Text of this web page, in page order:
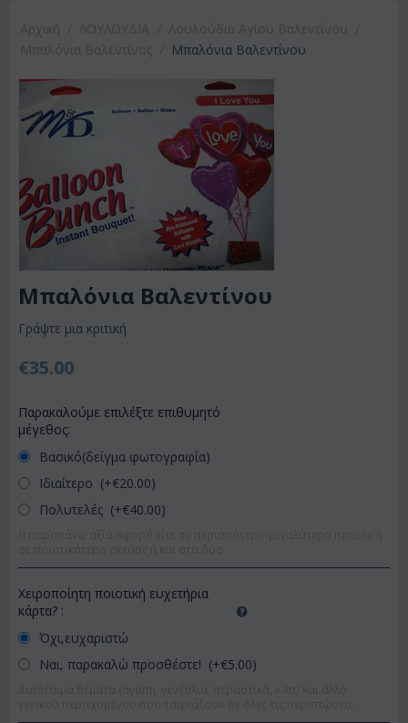
Μπαλόνια Βαλεντίνου
Μπαλόνια Βαλεντίνου
Γράψτε μια κριτική
€35.00
Παρακαλούμε επιλέξτε επιθυμητό
μέγεθος:
Βασικό(δείγμα φωτογραφία)
Ιδιαίτερο (+€20.00)
Πολυτελές (+€40.00)
Χειροποίητη ποιοτική ευχετήρια
κάρτα? :
Όχι,ευχαριστώ
Ναι, παρακαλώ προσθέστε! (+€5.00)